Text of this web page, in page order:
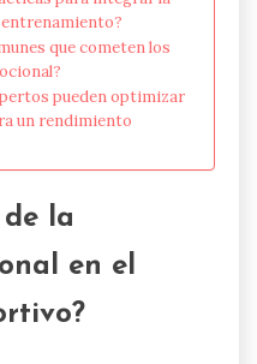
que cometen los
pueden optimizar
un rendimiento
la
en el